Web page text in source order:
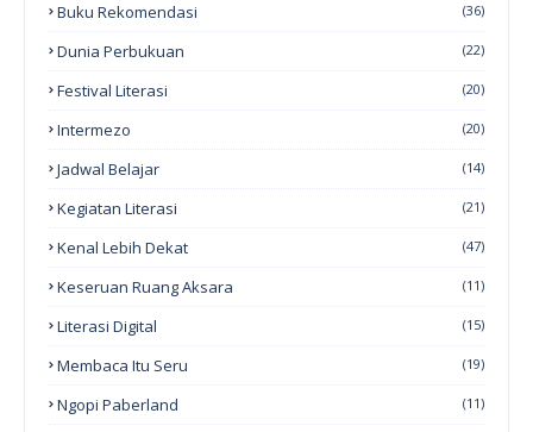
Buku Rekomendasi (36)
Dunia Perbukuan (22)
Festival Literasi (20)
Intermezo (20)
Jadwal Belajar (14)
Kegiatan Literasi (21)
Kenal Lebih Dekat (47)
Keseruan Ruang Aksara (11)
Literasi Digital (15)
Membaca Itu Seru (19)
Ngopi Paberland (11)